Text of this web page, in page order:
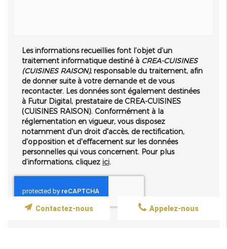
Les informations recueillies font l’objet d’un
traitement informatique destiné àCREA-CUISINES
(CUISINES RAISON), responsable du traitement, afin
de donner suite à votre demande et de vous
recontacter. Les données sont également destinées
à Futur Digital, prestataire de CREA-CUISINES
(CUISINES RAISON). Conformément à la
réglementation en vigueur, vous disposez
notamment d'un droit d'accès, de rectification,
d'opposition et d'effacement sur les données
personnelles qui vous concernent. Pour plus
d’informations, cliquez ici.
Appelez-nous
Contactez-nous